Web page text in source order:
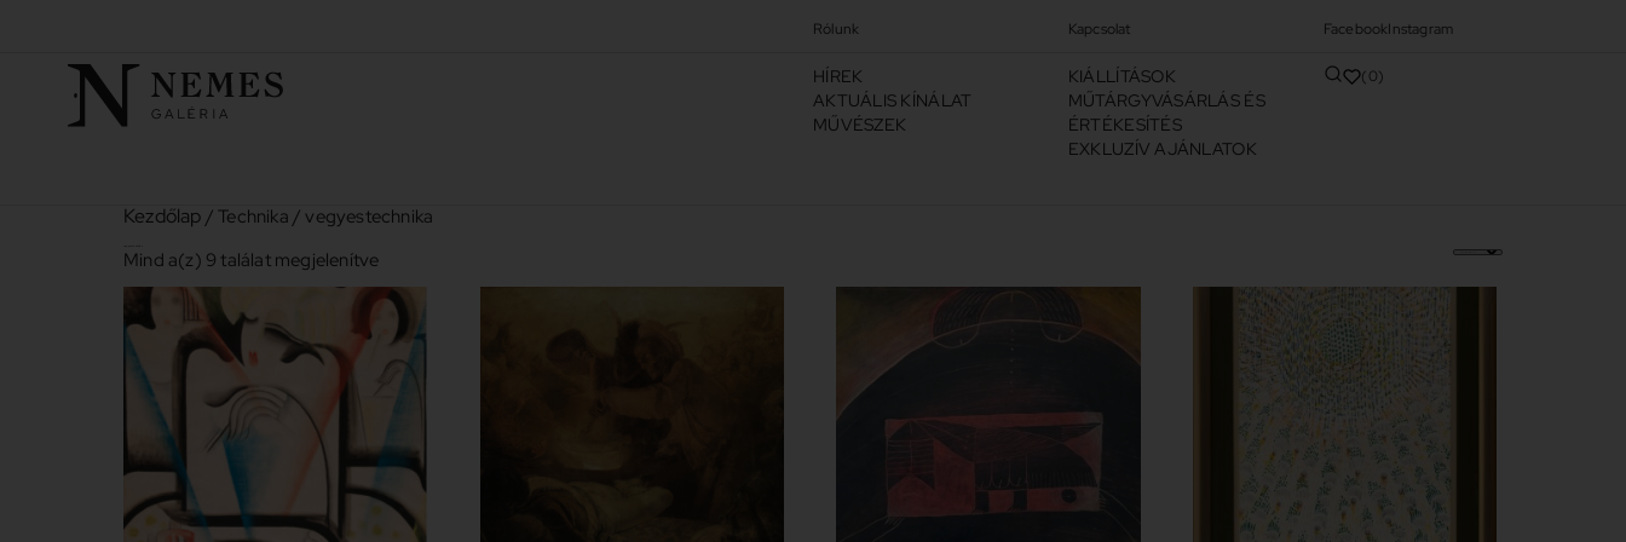
Rólunk Kapcsolat FacebookInstagram
HÍREK
AKTUÁLIS KÍNÁLAT
MŰVÉSZEK
KIÁLLÍTÁSOK
MŰTÁRGYVÁSÁRLÁS ÉS
ÉRTÉKESÍTÉS
EXKLUZÍV AJÁNLATOK
0
Kezdőlap / Technika / vegyestechnika
Mind a(z) 9 találat megjelenítve